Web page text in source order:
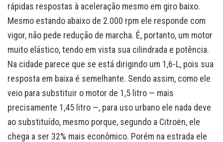
rápidas respostas à aceleração mesmo em giro baixo.
Mesmo estando abaixo de 2.000 rpm ele responde com
vigor, não pede redução de marcha. É, portanto, um motor
muito elástico, tendo em vista sua cilindrada e potência.
Na cidade parece que se está dirigindo um 1,6-L, pois sua
resposta em baixa é semelhante. Sendo assim, como ele
veio para substituir o motor de 1,5 litro — mais
precisamente 1,45 litro —, para uso urbano ele nada deve
ao substituído, mesmo porque, segundo a Citroën, ele
chega a ser 32% mais econômico. Porém na estrada ele